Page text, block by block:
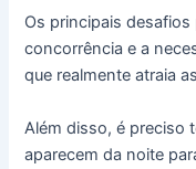
Os principais desafios
concorrência e a
que realmente atraia
Além disso, é preciso
aparecem da noite